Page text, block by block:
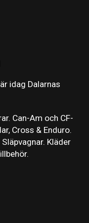
idag Dalarnas
Can-Am och CF-
Cross & Enduro.
Kläder